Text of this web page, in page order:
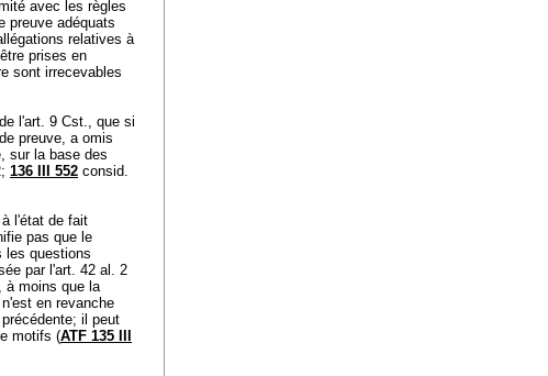
avec les règles
preuve adéquats
relatives à
prises en
sont irrecevables
l'art. 9 Cst., que si
preuve, a omis
sur la base des
136 III 552 consid.
l'état de fait
pas que le
les questions
par l'art. 42 al. 2
à moins que la
en revanche
il peut
motifs (ATF 135 III